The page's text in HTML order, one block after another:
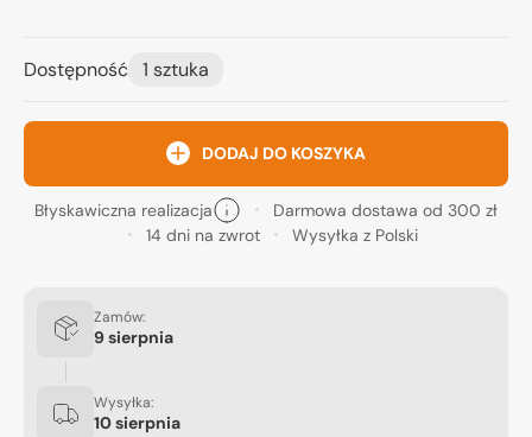
Dostępność 1 sztuka
DODAJ DO KOSZYKA
Błyskawiczna realizacja
Darmowa dostawa od 300 zł
14 dni na zwrot
Wysyłka z Polski
Zamów:
9 sierpnia
Wysyłka:
10 sierpnia